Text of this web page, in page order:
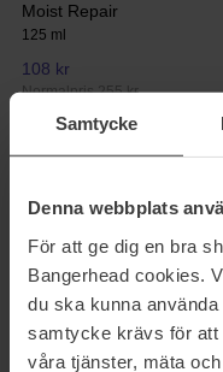
Samtycke
Denna webbplats
För att ge dig en bra
Bangerhead cookies.
du ska kunna
samtycke krävs för att
våra tjänster, mäta
Moist Repair
125 ml
108 kr
Normalpris 255 kr
Få det der lange
hjælp fra Bangerheads
Sweden. Vi arbejder
det gælder dit hår, og det
extensions. Føntørrede,
mulige med disse
utroligt mange